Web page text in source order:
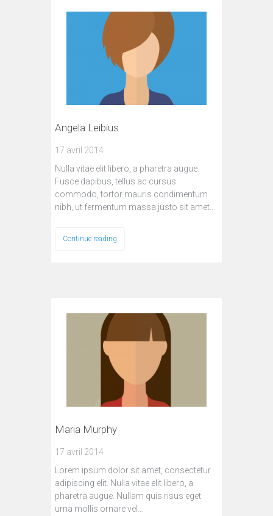
Angela Leibius
17 avril 2014
Nulla vitae elit libero, a pharetra augue.
Fusce dapibus, tellus ac cursus
commodo, tortor mauris condimentum
nibh, ut fermentum massa justo sit amet…
Continue reading
Maria Murphy
17 avril 2014
Lorem ipsum dolor sit amet, consectetur
adipiscing elit. Nulla vitae elit libero, a
pharetra augue. Nullam quis risus eget
urna mollis ornare vel…